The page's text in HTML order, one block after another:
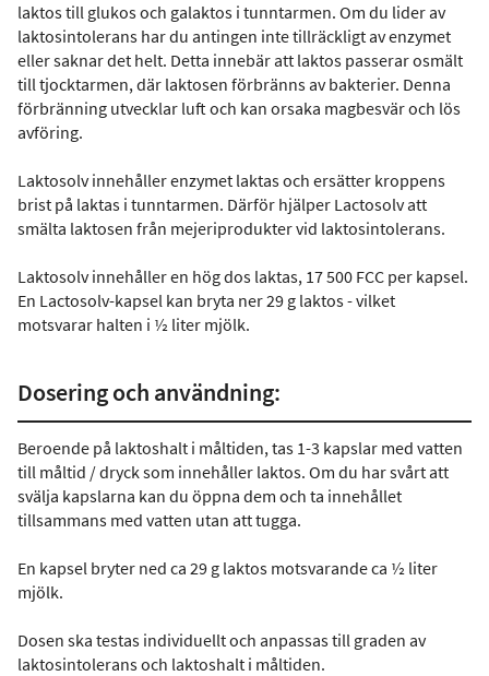
laktos till glukos och galaktos i tunntarmen. Om du lider av
laktosintolerans har du antingen inte tillräckligt av enzymet
eller saknar det helt. Detta innebär att laktos passerar osmält
till tjocktarmen, där laktosen förbränns av bakterier. Denna
förbränning utvecklar luft och kan orsaka magbesvär och lös
avföring.
Laktosolv innehåller enzymet laktas och ersätter kroppens
brist på laktas i tunntarmen. Därför hjälper Lactosolv att
smälta laktosen från mejeriprodukter vid laktosintolerans.
Laktosolv innehåller en hög dos laktas, 17 500 FCC per kapsel.
En Lactosolv-kapsel kan bryta ner 29 g laktos - vilket
motsvarar halten i ½ liter mjölk.
Dosering och användning:
Beroende på laktoshalt i måltiden, tas 1-3 kapslar med vatten
till måltid / dryck som innehåller laktos. Om du har svårt att
svälja kapslarna kan du öppna dem och ta innehållet
tillsammans med vatten utan att tugga.
En kapsel bryter ned ca 29 g laktos motsvarande ca ½ liter
mjölk.
Dosen ska testas individuellt och anpassas till graden av
laktosintolerans och laktoshalt i måltiden.